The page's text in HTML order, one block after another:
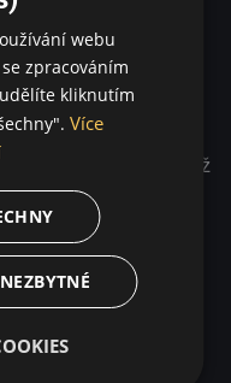
Josef Mengele,
Ameriky, aby zde v
jeho syna, který jej
s minulostí, kterou
Aires napříč Brazílií až
známost jako "anděl
metodicky konstruuje
aby se tak vyhnul
kinematografie
webu
zpracováním
kliknutím
Více